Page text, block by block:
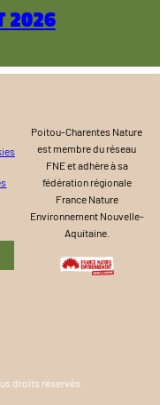
Poitou-Charentes Nature
est membre du réseau
FNE et adhère à sa
fédération régionale
France Nature
Environnement Nouvelle-
Aquitaine.
droits réservés.